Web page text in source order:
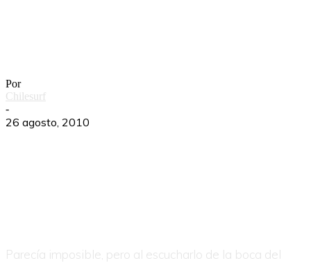
Por
Chilesurf
-
26 agosto, 2010
Parecía imposible, pero al escucharlo de la boca del